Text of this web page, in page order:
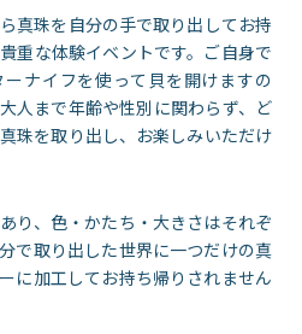
真珠を自分の手で取り出してお持
重な体験イベントです。ご自身で
ーナイフを使って貝を開けますの
人まで年齢や性別に関わらず、ど
珠を取り出し、お楽しみいただけ
り、色・かたち・大きさはそれぞ
で取り出した世界に一つだけの真
に加工してお持ち帰りされません